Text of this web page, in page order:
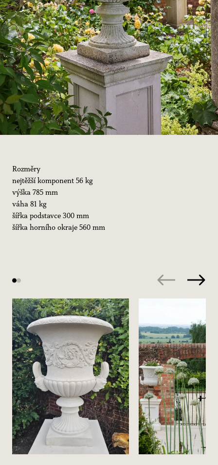
Rozměry
nejtěžší komponent 56 kg
výška 785 mm
váha 81 kg
šířka podstavce 300 mm
šířka horního okraje 560 mm